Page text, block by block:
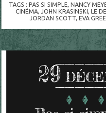
TAGS :PAS SI SIMPLE ,NANCY
CINÉMA, JOHN KRASINSKI LE
JORDAN SCOTT, EVA
29